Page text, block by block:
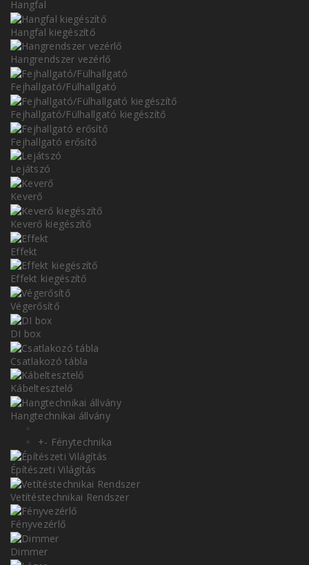
Hangfal
Hangfal kiegészítő
Hangrendszer vezérlő
Fejhallgató/Fülhallgató
Fejhallgató/Fülhallgató kiegészítő
Fejhallgató erősítő
Lejátszó
Keverő
Keverő kiegészítő
Effekt
Effekt kiegészítő
Végerősítő
DI box
Csatlakozó tábla
Kábeltesztelő
Hangtechnikai állvány
+- Fénytechnika
Építészeti Világítás
Vetítéstechnikai Rendszer
Fényvezérlő
Dimmer